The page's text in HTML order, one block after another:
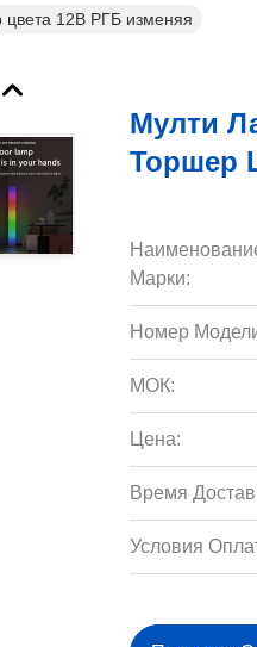
12В РГБ изменяя
Мулти
Торшер
Марки:
Номер
МОК:
Цена:
Время
Условия